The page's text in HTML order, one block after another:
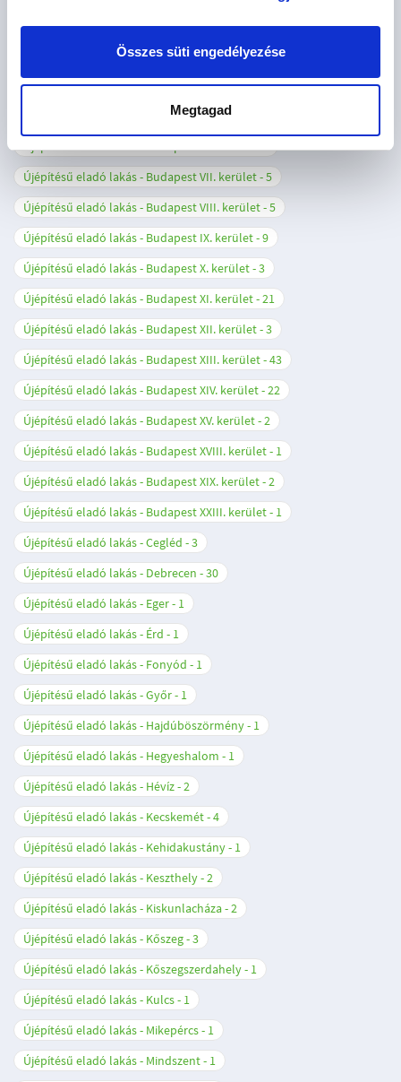
Összes süti engedélyezése
Megtagad
Újépítésű eladó lakás - Budapest I. kerület 1
Újépítésű eladó lakás - Budapest II. kerület 5
Újépítésű eladó lakás - Budapest III. kerület 10
Újépítésű eladó lakás - Budapest IV. kerület
Újépítésű eladó lakás - Budapest VI. kerület 7
Újépítésű eladó lakás - Budapest VII. kerület 5
Újépítésű eladó lakás - Budapest VIII. kerület 5
Újépítésű eladó lakás - Budapest IX. kerület 9
Újépítésű eladó lakás - Budapest X. kerület 3
Újépítésű eladó lakás - Budapest XI. kerület 21
Újépítésű eladó lakás - Budapest XII. kerület 3
Újépítésű eladó lakás - Budapest XIII. kerület 43
Újépítésű eladó lakás - Budapest XIV. kerület 22
Újépítésű eladó lakás - Budapest XV. kerület 2
Újépítésű eladó lakás - Budapest XVIII. kerület
1
Újépítésű eladó lakás - Budapest XIX. kerület 2
Újépítésű eladó lakás - Budapest XXIII. kerület
1
Újépítésű eladó lakás - Cegléd
3
Újépítésű eladó lakás - Debrecen
30
Újépítésű eladó lakás - Eger
1
Újépítésű eladó lakás - Érd
1
Újépítésű eladó lakás - Fonyód
1
Újépítésű eladó lakás - Győr
1
Újépítésű eladó lakás - Hajdúböszörmény
1
Újépítésű eladó lakás - Hegyeshalom
1
Újépítésű eladó lakás - Hévíz 2
Újépítésű eladó lakás - Kecskemét 4
Újépítésű eladó lakás - Kehidakustány
1
Újépítésű eladó lakás - Keszthely 2
Újépítésű eladó lakás - Kiskunlacháza 2
Újépítésű eladó lakás - Kőszeg 3
Újépítésű eladó lakás - Kőszegszerdahely
1
Újépítésű eladó lakás - Kulcs
1
Újépítésű eladó lakás - Mikepércs
1
Újépítésű eladó lakás - Mindszent
1